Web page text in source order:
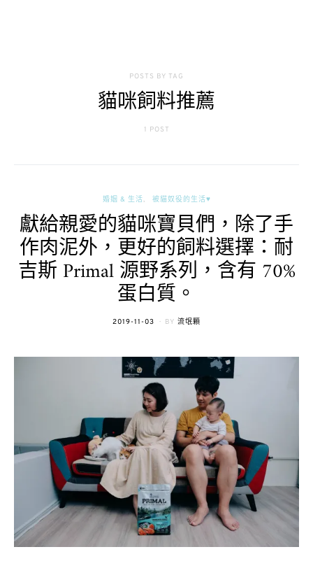
POSTS BY TAG
貓咪飼料推薦
1 POST
婚姻 & 生活 被貓奴役的生活♥
獻給親愛的貓咪寶貝們，除了手
作肉泥外，更好的飼料選擇：耐
吉斯 Primal 源野系列，含有 70%
蛋白質。
POSTED
2019-11-03 BY 流氓顆